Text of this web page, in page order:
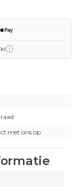
ⓘ
met ons op